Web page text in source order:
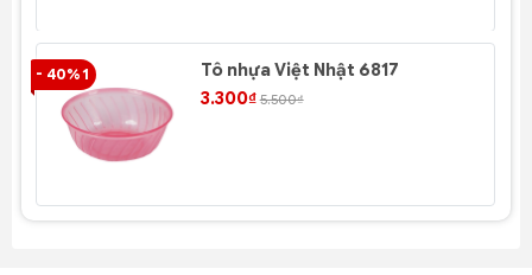
- 40% 1
Tô nhựa Việt Nhật 6817
3.300₫ 5.500₫